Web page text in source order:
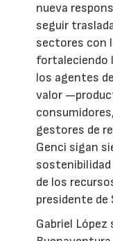
nueva
seguir
sectores con
fortaleciendo
los agentes
valor
gestores de
Genci sigan
de los
presidente de
Gabriel